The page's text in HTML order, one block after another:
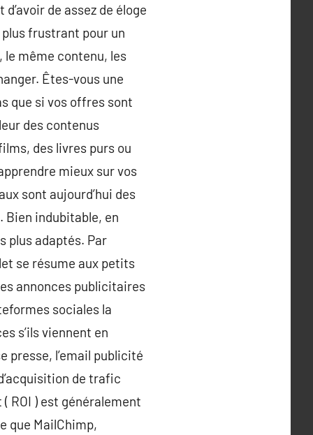
de assez de éloge
plus frustrant pour un
le même contenu, les
Êtes-vous une
que si vos offres sont
des contenus
des livres purs ou
mieux sur vos
sont aujourd’hui des
Bien indubitable, en
plus adaptés. Par
se résume aux petits
annonces publicitaires
sociales la
s’ils viennent en
presse, l’email publicité
de trafic
ROI ) est généralement
que MailChimp,